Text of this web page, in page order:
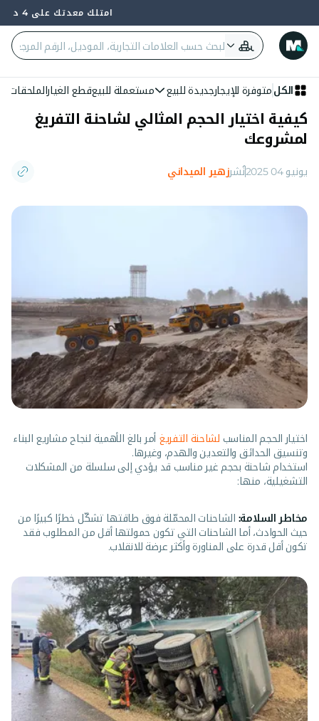
امتلك معدتك على 4 دفعات — 0% فائدة وبدون بنك
الكل متوفرة للإيجارجديدة للبيع مستعملة للبيعقطع الغيارالملحقات
كيفية اختيار الحجم المثالي لشاحنة التفريغ
لمشروعك
يونيو 04 2025 نُشرزهير الميداني
اختيار الحجم المناسب لشاحنة التفريغ أمر بالغ الأهمية لنجاح مشاريع البناء
وتنسيق الحدائق والتعدين والهدم، وغيرها.
استخدام شاحنة بحجم غير مناسب قد يؤدي إلى سلسلة من المشكلات
التشغيلية، منها:
مخاطر السلامة: الشاحنات المحمّلة فوق طاقتها تشكّل خطرًا كبيرًا من
حيث الحوادث، أما الشاحنات التي تكون حمولتها أقل من المطلوب فقد
تكون أقل قدرة على المناورة وأكثر عرضة للانقلاب.